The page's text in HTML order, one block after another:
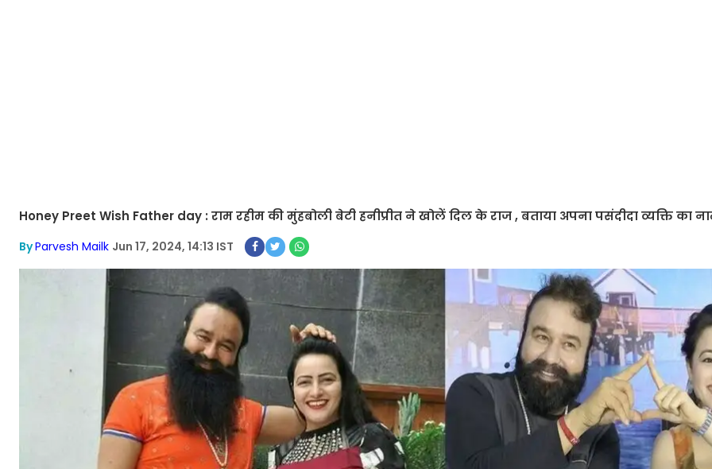
Honey Preet Wish Father day : राम रहीम की मुंहबोली बेटी हनीप्रीत ने खोलें दिल के राज , बताया अपना पसंदीदा व्यक्ति का
ByParvesh Mailk Jun 17, 2024, 14:13 IST